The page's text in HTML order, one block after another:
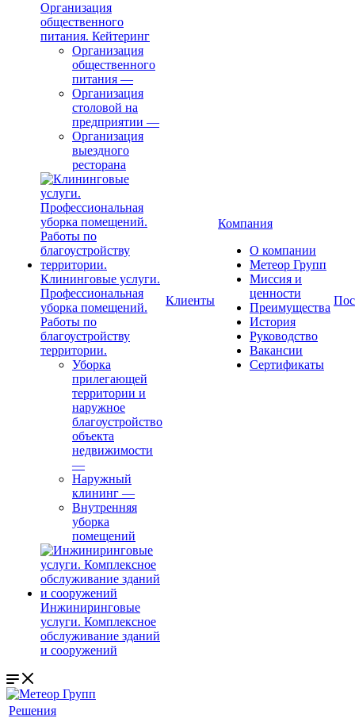
Организация
общественного
питания. Кейтеринг
Организация
общественного
питания —
Организация
столовой на
предприятии —
Организация
выездного
ресторана
Клининговые услуги.
Профессиональная
уборка помещений.
Работы по
благоустройству
территории.
Уборка
прилегающей
территории и
наружное
благоустройство
объекта
недвижимости
—
Наружный
клининг —
Внутренняя
уборка
помещений
Инжиниринговые
услуги. Комплексное
обслуживание зданий
и сооружений
Клиенты
Компания
О компании
Метеор Групп
Миссия и
ценности
Преимущества
История
Руководство
Вакансии
Сертификаты
Решения